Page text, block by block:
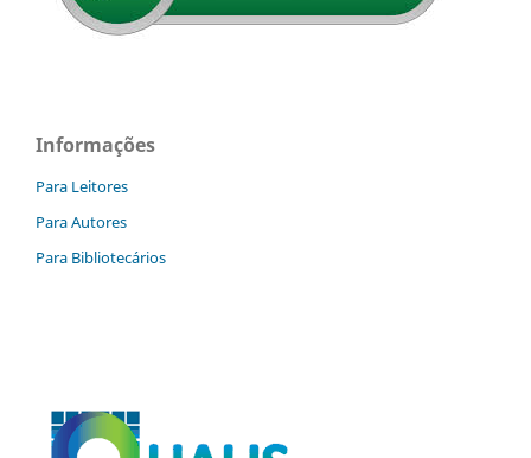
Informações
Para Leitores
Para Autores
Para Bibliotecários